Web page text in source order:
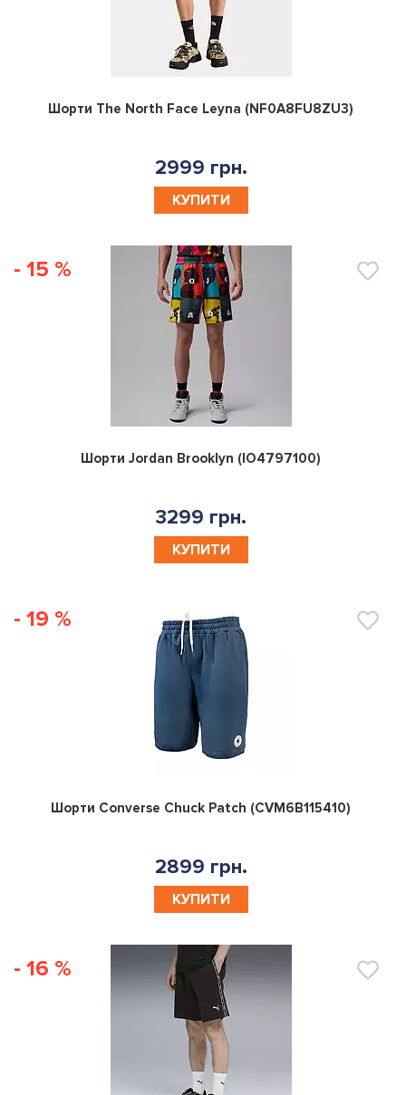
0
Шорти The North Face Leyna (NF0A8FU8ZU3)
2999 грн.
КУПИТИ
- 15 %
0
Шорти Jordan Brooklyn (IO4797100)
3299 грн.
КУПИТИ
- 19 %
0
Шорти Converse Chuck Patch (CVM6B115410)
2899 грн.
КУПИТИ
- 16 %